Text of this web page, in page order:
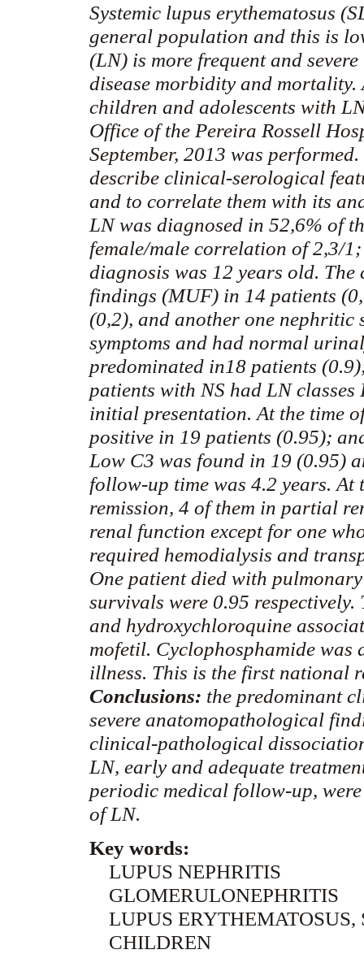
Systemic lupus erythematosus
general population and this is
(LN) is more frequent and
disease morbidity and mortality.
children and adolescents with
Office of the Pereira Rossell
September, 2013 was
describe clinical-serological
and to correlate them with its
LN was diagnosed in 52,6% of
female/male correlation of 2,3/
diagnosis was 12 years old.
findings (MUF) in 14 patients (0
(0,2), and another one nephritic
symptoms and had normal
predominated in18 patients
patients with NS had LN
initial presentation. At the time
positive in 19 patients (0.95);
Low C3 was found in 19 (0.95)
follow-up time was 4.2 years.
remission, 4 of them in partial
renal function except for one
required hemodialysis and
One patient died with
survivals were 0.95
and hydroxychloroquine
mofetil. Cyclophosphamide was
illness. This is the first national
Conclusions: the predominant
severe anatomopathological
clinical-pathological
LN, early and adequate
periodic medical follow-up, were
of LN.
Key words:
LUPUS NEPHRITIS
GLOMERULONEPHRITIS
LUPUS ERYTHEMATOSUS,
CHILDREN